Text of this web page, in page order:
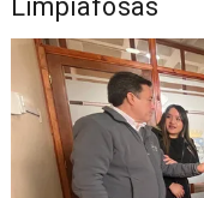
Limpiafosas